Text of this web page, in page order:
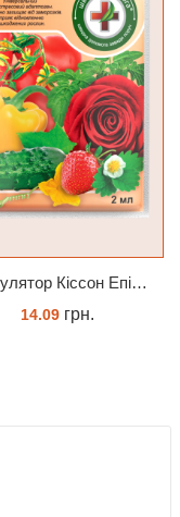
Cтимулятор Кіссон Епін +
14.09грн.